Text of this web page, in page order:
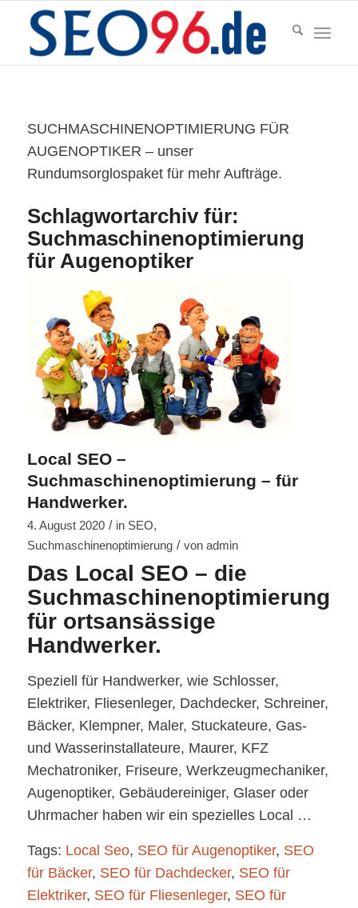
SUCHMASCHINENOPTIMIERUNG FÜR
AUGENOPTIKER – unser
Rundumsorglospaket für mehr Aufträge.
Schlagwortarchiv für:
Suchmaschinenoptimierung
für Augenoptiker
Local SEO –
Suchmaschinenoptimierung – für
Handwerker.
4. August 2020 / in SEO,
Suchmaschinenoptimierung / von admin
Das Local SEO – die
Suchmaschinenoptimierung
für ortsansässige
Handwerker.
Speziell für Handwerker, wie Schlosser,
Elektriker, Fliesenleger, Dachdecker, Schreiner,
Bäcker, Klempner, Maler, Stuckateure, Gas-
und Wasserinstallateure, Maurer, KFZ
Mechatroniker, Friseure, Werkzeugmechaniker,
Augenoptiker, Gebäudereiniger, Glaser oder
Uhrmacher haben wir ein spezielles Local …
Tags: Local Seo, SEO für Augenoptiker, SEO
für Bäcker, SEO für Dachdecker, SEO für
Elektriker, SEO für Fliesenleger, SEO für